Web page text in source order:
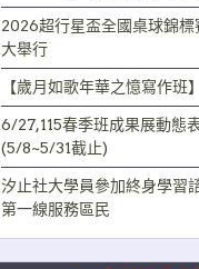
2026超行星盃全國桌球錦
大舉行
【歲月如歌年華之憶寫作班
6/27,115春季班成果展動態
(5/8~5/31截止)
汐止社大學員參加終身學習
第一線服務區民